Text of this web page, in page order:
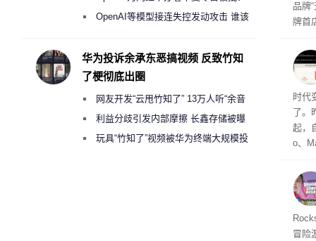
品牌
牌首
者
与西
时代
了。
起，
o、
和
命令
起
防御
气将
期
冒险
2000美元一晚 遭讽“反乌托邦”
OpenAI等模型接连失控发动攻击 谁该
华为投诉余承东恶搞视频 反致竹知
了梗彻底出圈
网友开发“云甩竹知了” 13万人听“余音
绕梁”利益分歧引发内部摩擦 长鑫存储被曝
曾将华为驻场工程师驱逐出研发基地
玩具“竹知了”视频被华为终端大规模投